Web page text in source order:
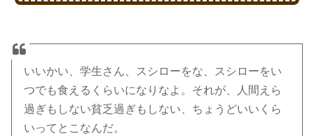
いいかい、学生さん、スシローをな、スシローをい
つでも食えるくらいになりなよ。それが、人間えら
過ぎもしない貧乏過ぎもしない、ちょうどいいくら
いってとこなんだ。